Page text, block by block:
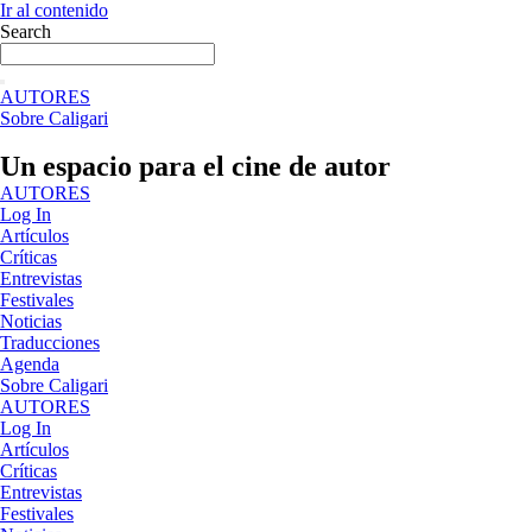
Ir al contenido
Search
AUTORES
Sobre Caligari
Un espacio para el cine de autor
AUTORES
Log In
Artículos
Críticas
Entrevistas
Festivales
Noticias
Traducciones
Agenda
Sobre Caligari
AUTORES
Log In
Artículos
Críticas
Entrevistas
Festivales